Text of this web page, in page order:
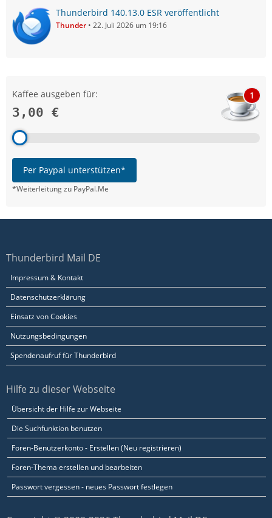
Thunderbird 140.13.0 ESR veröffentlicht
Thunder 22. Juli 2026 um 19:16
Kaffee ausgeben für:
3,00 €
1
Per Paypal unterstützen*
*Weiterleitung zu PayPal.Me
Thunderbird Mail DE
Impressum & Kontakt
Datenschutzerklärung
Einsatz von Cookies
Nutzungsbedingungen
Spendenaufruf für Thunderbird
Hilfe zu dieser Webseite
Übersicht der Hilfe zur Webseite
Die Suchfunktion benutzen
Foren-Benutzerkonto - Erstellen (Neu registrieren)
Foren-Thema erstellen und bearbeiten
Passwort vergessen - neues Passwort festlegen